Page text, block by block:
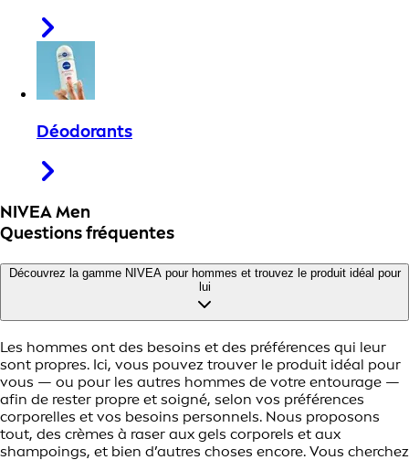
Déodorants
NIVEA Men
Questions fréquentes
Découvrez la gamme NIVEA pour hommes et trouvez le produit idéal pour
lui
Les hommes ont des besoins et des préférences qui leur
sont propres. Ici, vous pouvez trouver le produit idéal pour
vous — ou pour les autres hommes de votre entourage —
afin de rester propre et soigné, selon vos préférences
corporelles et vos besoins personnels. Nous proposons
tout, des crèmes à raser aux gels corporels et aux
shampoings, et bien d’autres choses encore. Vous cherchez